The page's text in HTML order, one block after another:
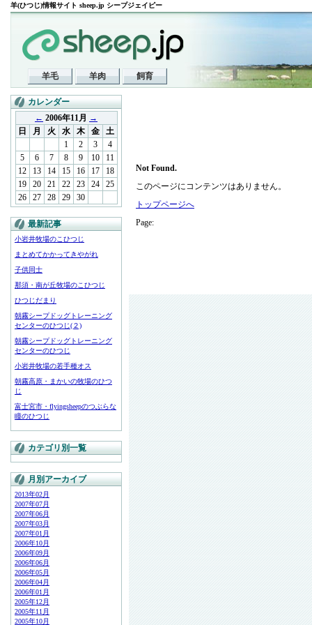
羊(ひつじ)情報サイト sheep.jp シープジェイピー
羊毛 羊肉 飼育
カレンダー
← 2006年11月 →
日
月 火 水 木 金
土
1
2 3
4
5
6 7 8 9 10
11
12
13 14 15 16 17
18
19
20 21 22 23 24
25
26
27 28 29 30
最新記事
小岩井牧場のこひつじ
まとめてかかってきやがれ
子供同士
那須・南が丘牧場のこひつじ
ひつじだまり
朝霧シープドッグトレーニング
センターのひつじ(２)
朝霧シープドッグトレーニング
センターのひつじ
小岩井牧場の若手種オス
朝霧高原・まかいの牧場のひつ
じ
富士宮市・flyingsheepのつぶらな
瞳のひつじ
カテゴリ別一覧
月別アーカイブ
2013年02月
2007年07月
2007年06月
2007年03月
2007年01月
2006年10月
2006年09月
2006年06月
2006年05月
2006年04月
2006年01月
2005年12月
2005年11月
2005年10月
Not Found.
このページにコンテンツはありません。
トップページへ
Page: